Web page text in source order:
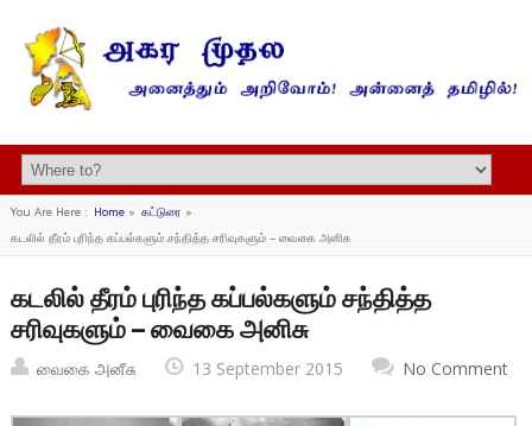
You Are Here : Home» கட்டுரை »
கடலில் தீரம் புரிந்த கப்பல்களும் சந்தித்த சரிவுகளும் – வைகை அனிசு
கடலில் தீரம் புரிந்த கப்பல்களும் சந்தித்த
சரிவுகளும் – வைகை அனிசு
வைகை அனீசு 13 September 2015 No Comment